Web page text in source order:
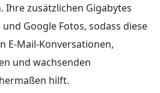
zusätzlichen Gigabytes
Google Fotos, sodass diese
E-Mail-Konversationen,
und wachsenden
hilft.